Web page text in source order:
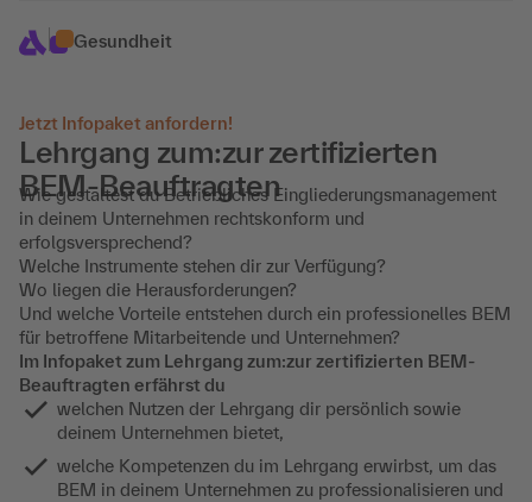
Gesundheit
Jetzt Infopaket anfordern!
Lehrgang zum:zur zertifizierten
BEM-Beauftragten
Wie gestaltest du Betriebliches Eingliederungsmanagement
in deinem Unternehmen rechtskonform und
erfolgsversprechend?
Welche Instrumente stehen dir zur Verfügung?
Wo liegen die Herausforderungen?
Und welche Vorteile entstehen durch ein professionelles BEM
für betroffene Mitarbeitende und Unternehmen?
Im Infopaket zum Lehrgang zum:zur zertifizierten BEM-
Beauftragten erfährst du
welchen Nutzen der Lehrgang dir persönlich sowie
deinem Unternehmen bietet,
welche Kompetenzen du im Lehrgang erwirbst, um das
BEM in deinem Unternehmen zu professionalisieren und